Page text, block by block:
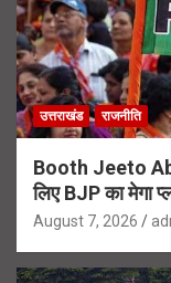
उत्तराखंड राजनीति
Booth Jeeto
लिए BJP का मेगा
August 7, 2026